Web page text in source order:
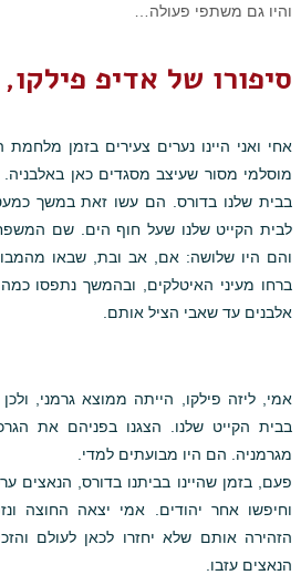
והיו גם משתפי פעולה…
סיפורו של אדיפ פילקו, Edip Pilku
אחי ואני היינו נערים צעירים בזמן מלחמת
בבית שלנו בדורס. הם עשו זאת במשך
והם היו שלושה: אם, אב ובת, שבאו
ברחו מעיני האיטלקים, ובהמשך נתפסו
אלבנים עד שאבי הציל אותם.
אמי, ליזה פילקו, הייתה ממוצא גרמני,
בבית הקייט שלנו. הצגנו בפניהם את
מגרמניה. הם היו מבועתים למדי.
פעם, בזמן שהיינו בביתנו בדורס, הנאצים
וחיפשו אחר יהודים. אמי יצאה החוצה
הזהירה אותם שלא יחזרו לכאן לעולם
הנאצים עזבו.